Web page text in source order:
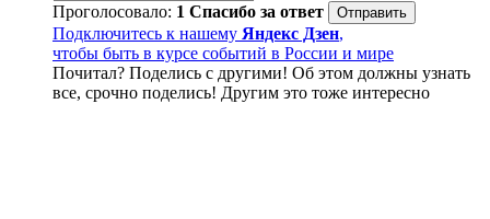
Проголосовало: 1 Спасибо за ответ
Подключитесь к нашему Яндекс Дзен,
чтобы быть в курсе событий в России и мире
Почитал? Поделись с другими! Об этом должны узнать
все, срочно поделись! Другим это тоже интересно